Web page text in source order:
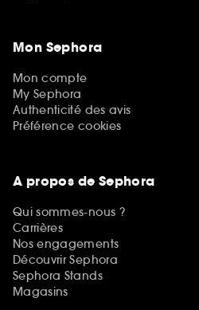
Mon Sephora
Mon compte
My Sephora
Authenticité des avis
Préférence cookies
A propos de Sephora
Qui sommes-nous ?
Carrières
Nos engagements
Découvrir Sephora
Sephora Stands
Magasins